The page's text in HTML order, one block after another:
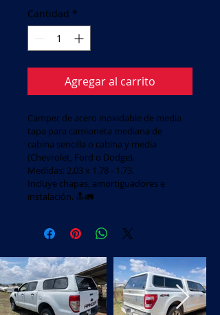
Cantidad *
Agregar al carrito
Camper de acero inoxidable de media
tapa para camioneta mediana de
cabina sencilla o cabina y media
(Chevrolet, Ford o Dodge).
Medidas: 2.03 x 1.78 - 1.73.
Incluye chapas, amortiguadores e
instalación. 🔝🚛